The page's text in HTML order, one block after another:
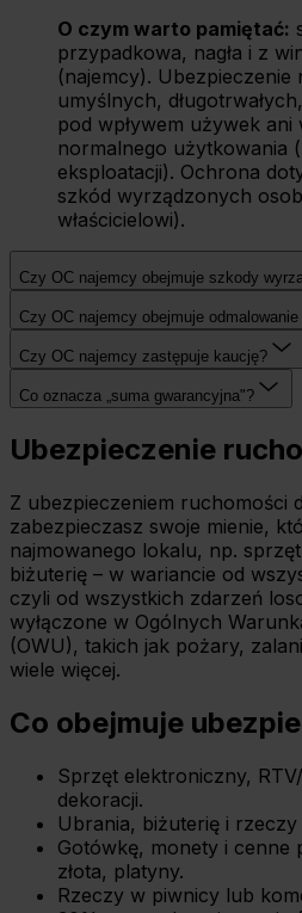
O czym warto pamiętać:
przypadkowa, nagła i z
(najemcy). Ubezpieczenie
umyślnych,
pod wpływem używek
normalnego użytkowania
eksploatacji). Ochrona
szkód wyrządzonych
właścicielowi).
Czy OC najemcy obejmuje szkody
Czy OC najemcy obejmuje
Czy OC najemcy zastępuje kaucję?
Co oznacza „suma gwarancyjna"?
Ubezpieczenie
Z ubezpieczeniem ruchomości
zabezpieczasz swoje mienie,
najmowanego lokalu, np.
biżuterię – w wariancie od
czyli od wszystkich zdarzeń
wyłączone w Ogólnych
(OWU), takich jak pożary,
wiele więcej.
Co obejmuje
Sprzęt elektroniczny,
dekoracji.
Ubrania, biżuterię i
Gotówkę, monety i cenne
złota, platyny.
Rzeczy w piwnicy lub